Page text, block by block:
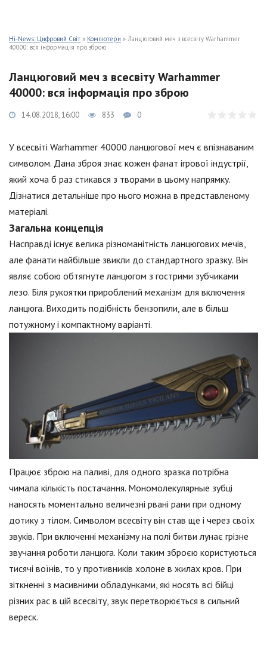
Hi-News: Цифровий Світ » Компютери » Ланцюговий меч з всесвіту Warhammer
40000: вся інформація про зброю
Ланцюговий меч з всесвіту Warhammer
40000: вся інформація про зброю
14.08.2018, 16:00 833 0
У всесвіті Warhammer 40000 ланцюгової меч є впізнаваним
символом. Дана зброя знає кожен фанат ігрової індустрії,
який хоча б раз стикався з творами в цьому напрямку.
Дізнатися детальніше про нього можна в представленому
матеріалі.
Загальна концепція
Насправді існує велика різноманітність ланцюгових мечів,
але фанати найбільше звикли до стандартного зразку. Він
являє собою обтягнуте ланцюгом з гострими зубчиками
лезо. Біля рукоятки прироблений механізм для включення
ланцюга. Виходить подібність бензопили, але в більш
потужному і компактному варіанті.
Працює зброю на паливі, для одного зразка потрібна
чимала кількість постачання. Мономолекулярные зубці
наносять моментально величезні рвані рани при одному
дотику з тілом. Символом всесвіту він став ще і через своїх
звуків. При включенні механізму на полі битви лунає грізне
звучання роботи ланцюга. Коли таким зброєю користуються
тисячі воїнів, то у противників холоне в жилах кров. При
зіткненні з масивними обладунками, які носять всі бійці
різних рас в цій всесвіту, звук перетворюється в сильний
вереск.